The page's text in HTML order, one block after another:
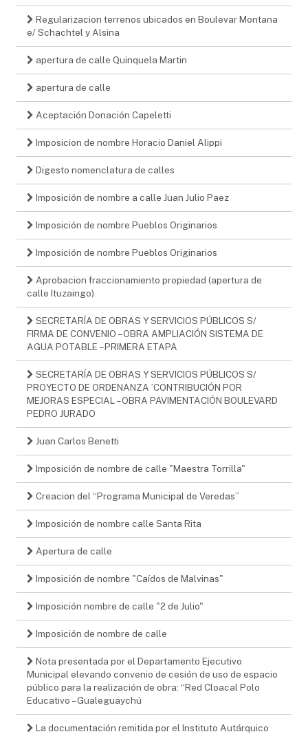
Regularizacion terrenos ubicados en Boulevar Montana
e/ Schachtel y Alsina
apertura de calle Quinquela Martin
apertura de calle
Aceptación Donación Capeletti
Imposicion de nombre Horacio Daniel Alippi
Digesto nomenclatura de calles
Imposición de nombre a calle Juan Julio Paez
Imposición de nombre Pueblos Originarios
Imposición de nombre Pueblos Originarios
Aprobacion fraccionamiento propiedad (apertura de
calle Ituzaingo)
SECRETARÍA DE OBRAS Y SERVICIOS PÚBLICOS S/
FIRMA DE CONVENIO – OBRA AMPLIACIÓN SISTEMA DE
AGUA POTABLE – PRIMERA ETAPA
SECRETARÍA DE OBRAS Y SERVICIOS PÚBLICOS S/
PROYECTO DE ORDENANZA ´CONTRIBUCIÓN POR
MEJORAS ESPECIAL – OBRA PAVIMENTACIÓN BOULEVARD
PEDRO JURADO
Juan Carlos Benetti
Imposición de nombre de calle "Maestra Torrilla"
Creacion del “Programa Municipal de Veredas”
Imposición de nombre calle Santa Rita
Apertura de calle
Imposición de nombre "Caídos de Malvinas"
Imposición nombre de calle "2 de Julio"
Imposición de nombre de calle
Nota presentada por el Departamento Ejecutivo
Municipal elevando convenio de cesión de uso de espacio
público para la realización de obra: “Red Cloacal Polo
Educativo – Gualeguaychú
La documentación remitida por el Instituto Autárquico